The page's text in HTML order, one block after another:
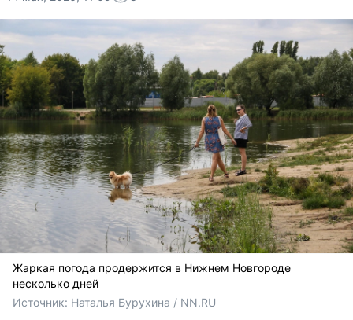
Жаркая погода продержится в Нижнем Новгороде
несколько дней
Источник: Наталья Бурухина / NN.RU